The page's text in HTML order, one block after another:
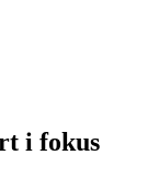
i fokus